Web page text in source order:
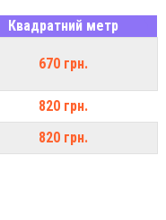
Квадратний метр
670 грн.
820 грн.
820 грн.